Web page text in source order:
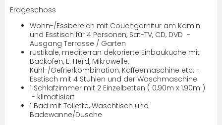
Erdgeschoss
Wohn-/Essbereich mit Couchgarnitur am Kamin
und Esstisch für 4 Personen, Sat-TV, CD, DVD -
Ausgang Terrasse / Garten
rustikale, mediterran dekorierte Einbauküche mit
Backofen, E-Herd, Mikrowelle,
Kühl-/Gefrierkombination, Kaffeemaschine etc. -
Esstisch mit 4 Stühlen und der Waschmaschine
1 Schlafzimmer mit 2 Einzelbetten ( 0,90m x 1,90m )
- klimatisiert
1 Bad mit Toilette, Waschtisch und
Badewanne/Dusche